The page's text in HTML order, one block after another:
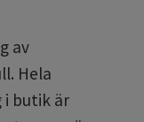
av
Hela
i butik är